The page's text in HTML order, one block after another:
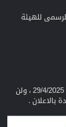
للهيئة
ولمدة أسبوعين خلال الفترة من 15/4/2025 حتى 29/4/2025 ، ولن
بالاعلان .